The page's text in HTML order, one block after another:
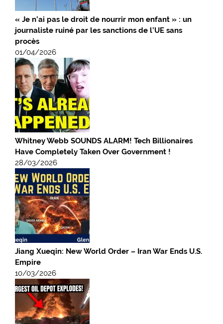
« Je n’ai pas le droit de nourrir mon enfant » : un
journaliste ruiné par les sanctions de l’UE sans
procès
01/04/2026
Whitney Webb SOUNDS ALARM! Tech Billionaires
Have Completely Taken Over Government !
28/03/2026
Jiang Xueqin: New World Order – Iran War Ends U.S.
Empire
10/03/2026